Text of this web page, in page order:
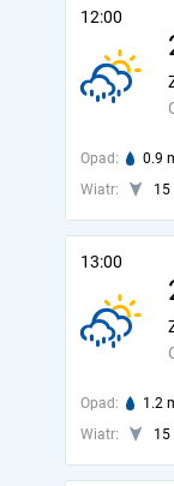
12:00
Opad: 0.9
Wiatr:
15
13:00
Opad: 1.2
Wiatr:
15